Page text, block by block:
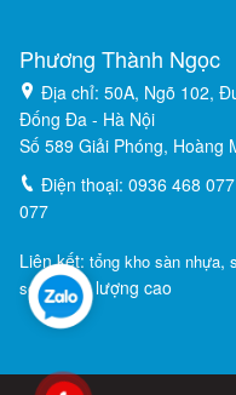
Phương Thành Ngọc
Địa chỉ: 50A, Ngõ 102,
Đống Đa - Hà Nội
Số 589 Giải Phóng, Hoàng
Điện thoại: 0936 468
077
Liên kết: tổng kho sàn nhựa,
sóngchất lượng cao